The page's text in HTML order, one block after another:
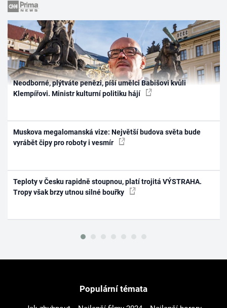
Neodborné, plýtváte penězi, píší umělci Babišovi kvůli
Klempířovi. Ministr kulturní politiku hájí
Muskova megalomanská vize: Největší budova světa bude
vyrábět čipy pro roboty i vesmír
Teploty v Česku rapidně stoupnou, platí trojitá VÝSTRAHA.
Tropy však brzy utnou silné bouřky
Populární témata